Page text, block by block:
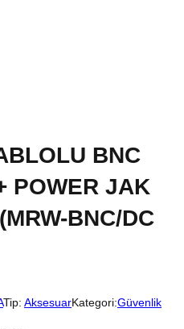
BNC
POWER JAK
BNC/DC
Tip: AksesuarKategori:Güvenlik